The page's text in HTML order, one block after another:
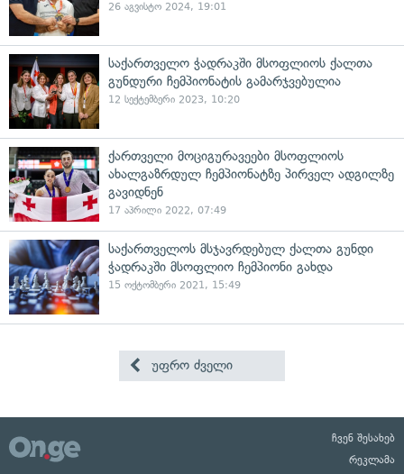
26 აგვისტო 2024, 19:01
საქართველო ჭადრაკში მსოფლიოს ქალთა
გუნდური ჩემპიონატის გამარჯვებულია
12 სექტემბერი 2023, 10:20
ქართველი მოციგურავეები მსოფლიოს
ახალგაზრდულ ჩემპიონატზე პირველ ადგილზე
გავიდნენ
17 აპრილი 2022, 07:49
საქართველოს მსჯავრდებულ ქალთა გუნდი
ჭადრაკში მსოფლიო ჩემპიონი გახდა
15 ოქტომბერი 2021, 15:49
უფრო ძველი
ჩვენ შესახებ
რეკლამა